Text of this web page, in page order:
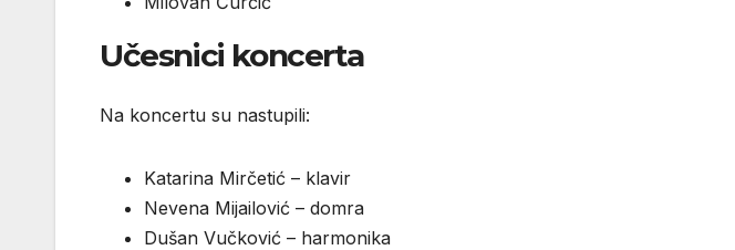
Učesnici koncerta
Na koncertu su nastupili:
Katarina Mirčetić – klavir
Nevena Mijailović – domra
Dušan Vučković – harmonika